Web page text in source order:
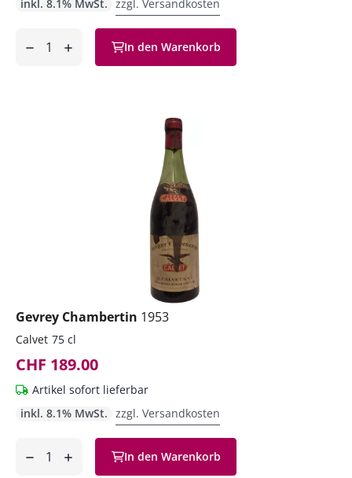
inkl. 8.1% MwSt. zzgl. Versandkosten
In den Warenkorb
Gevrey Chambertin 1953
Calvet 75 cl
CHF 189.00
Artikel sofort lieferbar
inkl. 8.1% MwSt. zzgl. Versandkosten
In den Warenkorb